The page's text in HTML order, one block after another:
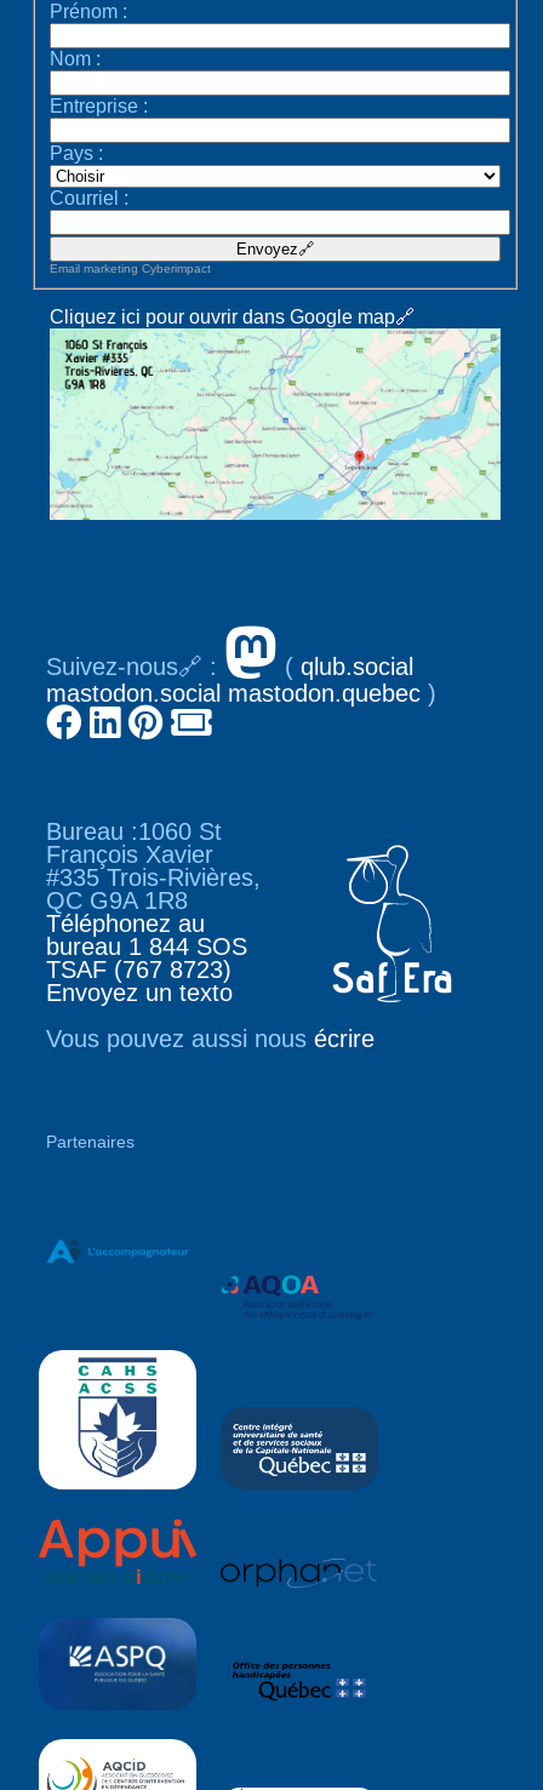
Prénom :
Nom :
Entreprise :
Pays :
Courriel :
Email marketing Cyberimpact
Cliquez ici pour ouvrir dans Google map🔗
Suivez-nous🔗 : (qlub.social
mastodon.social mastodon.quebec )
Bureau :1060 St
François Xavier
#335 Trois-Rivières,
QC G9A 1R8
Téléphonez au
bureau 1 844 SOS
TSAF (767 8723)
Envoyez un texto
Vous pouvez aussi nousécrire
Partenaires